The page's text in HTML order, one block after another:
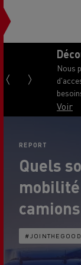
Nous
Voir
REPORT
Quels